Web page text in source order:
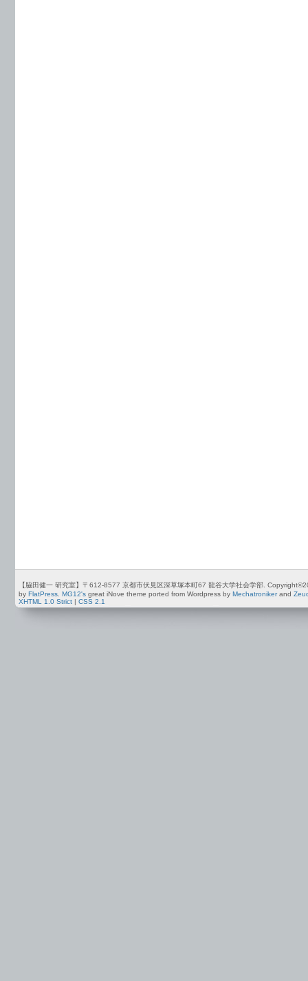
【脇田健一 研究室】〒612-8577 京都市伏見区深草塚本町67 龍谷大学社会学部.
by FlatPress. MG12's great iNove theme ported from Wordpress by Mechatronikerand
XHTML 1.0 Strict
CSS 2.1